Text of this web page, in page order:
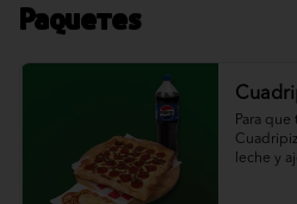
Paquetes
Para
leche y